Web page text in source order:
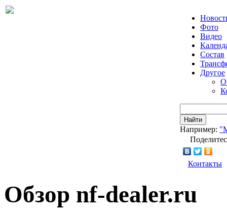
Фото
Видео
Состав
Другое
О
Найти
Например:
Контакты
Обзор nf-dealer.ru